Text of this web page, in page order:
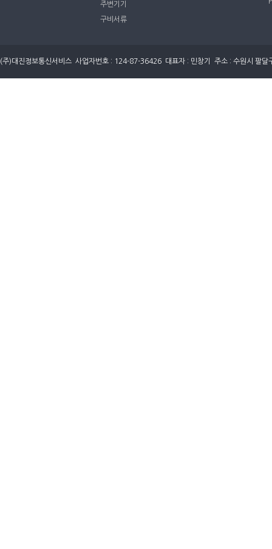
주변기기
구비서류
(주)대진정보통신서비스 사업자번호 : 124-87-36426 대표자 : 민창기 주소 : 수원시 팔